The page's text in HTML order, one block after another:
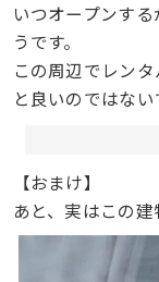
いつオープンす
うです。
この周辺でレン
と良いのではない
【おまけ】
あと、実はこの